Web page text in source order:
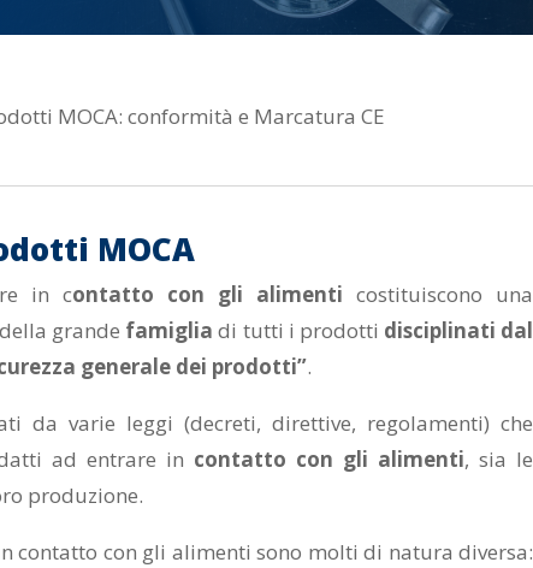
MOCA: conformità e Marcatura CE
MOCA
in contatto con gli alimenti costituiscono una
grande famiglia di tutti i prodotti disciplinati dal
generale dei prodotti”.
da varie leggi (decreti, direttive, regolamenti) che
ad entrare in contatto con gli alimenti, sia le
produzione.
contatto con gli alimenti sono molti di natura diversa: